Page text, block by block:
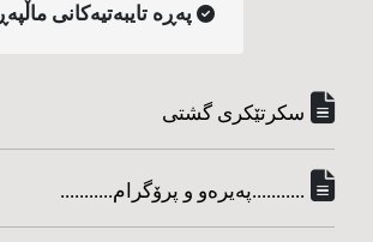
په‌ڕه‌ تایبه‌تیه‌کانی ماڵپه‌ڕ
سکرتێکری گشتی
...........په‌یره‌و و پرۆگرام...........